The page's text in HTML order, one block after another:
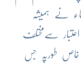
نے ہمیشہ
سےمختلف
خاص طورپہ جس